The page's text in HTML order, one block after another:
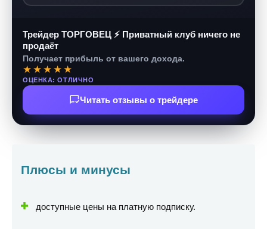
Трейдер ТОРГОВЕЦ ⚡ Приватный клуб ничего не
продаёт
Получает прибыль от вашего дохода.
★★★★★
ОЦЕНКА: ОТЛИЧНО
Читать отзывы о трейдере
Плюсы и минусы
доступные цены на платную подписку.